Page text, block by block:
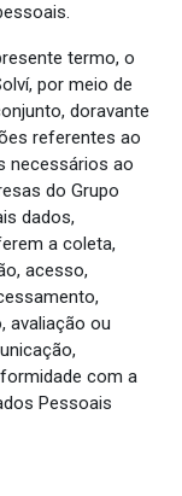
termo, o
por meio de
doravante
referentes ao
necessários ao
do Grupo
dados,
a coleta,
acesso,
avaliação ou
com a
Pessoais